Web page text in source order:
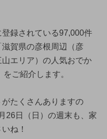
録されている97,000件
賀県の彦根周辺（彦
エリア）の人気おでか
ご紹介します。
たくさんありますの
26日（日）の週末も、家
ね！